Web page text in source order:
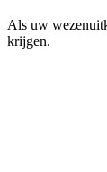
Als uw
krijgen.